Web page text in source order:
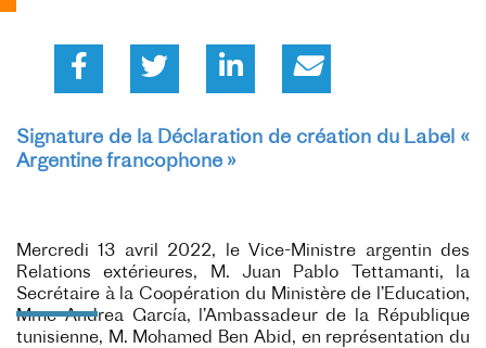
Signature de la Déclaration de création du Label «
Argentine francophone »
Mercredi 13 avril 2022, le Vice-Ministre argentin des
Relations extérieures, M. Juan Pablo Tettamanti, la
Secrétaire à la Coopération du Ministère de l’Education,
Mme Andrea García, l’Ambassadeur de la République
tunisienne, M. Mohamed Ben Abid, en représentation du